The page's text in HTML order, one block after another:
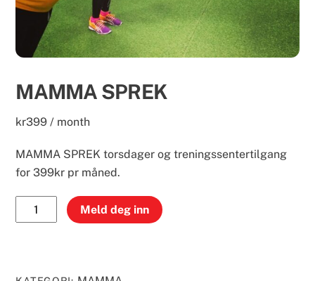
MAMMA SPREK
kr399 / month
MAMMA SPREK torsdager og treningssentertilgang
for 399kr pr måned.
MAMMA
SPREK
Meld deg inn